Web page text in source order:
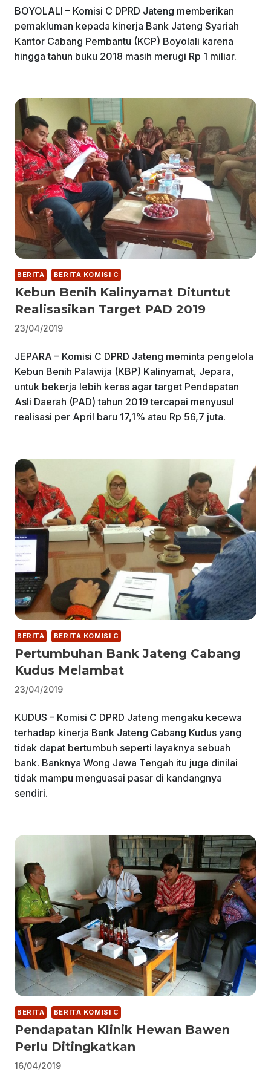
BOYOLALI – Komisi C DPRD Jateng memberikan
pemakluman kepada kinerja Bank Jateng Syariah
Kantor Cabang Pembantu (KCP) Boyolali karena
hingga tahun buku 2018 masih merugi Rp 1 miliar.
BERITA BERITA KOMISI C
Kebun Benih Kalinyamat Dituntut
Realisasikan Target PAD 2019
23/04/2019
JEPARA – Komisi C DPRD Jateng meminta pengelola
Kebun Benih Palawija (KBP) Kalinyamat, Jepara,
untuk bekerja lebih keras agar target Pendapatan
Asli Daerah (PAD) tahun 2019 tercapai menyusul
realisasi per April baru 17,1% atau Rp 56,7 juta.
BERITA BERITA KOMISI C
Pertumbuhan Bank Jateng Cabang
Kudus Melambat
23/04/2019
KUDUS – Komisi C DPRD Jateng mengaku kecewa
terhadap kinerja Bank Jateng Cabang Kudus yang
tidak dapat bertumbuh seperti layaknya sebuah
bank. Banknya Wong Jawa Tengah itu juga dinilai
tidak mampu menguasai pasar di kandangnya
sendiri.
BERITA BERITA KOMISI C
Pendapatan Klinik Hewan Bawen
Perlu Ditingkatkan
16/04/2019